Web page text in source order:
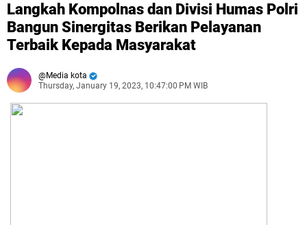
Langkah Kompolnas dan Divisi Humas Polri
Bangun Sinergitas Berikan Pelayanan
Terbaik Kepada Masyarakat
Media kota
Thursday, January 19, 2023, 10:47:00 PM WIB